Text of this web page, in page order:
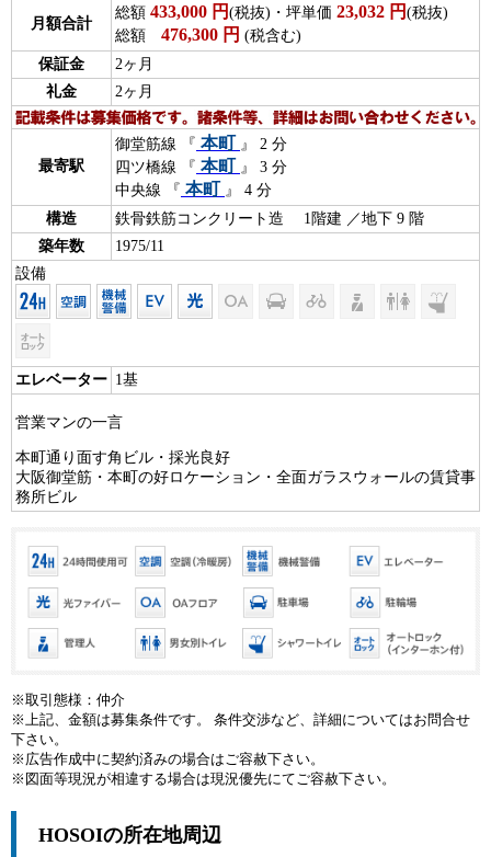
月額合計
総額 433,000 円 (税抜)・坪単価 23,032 円 (税抜)
総額 476,300 円 (税含む)
保証金
2ヶ月
礼金
2ヶ月
最寄駅
御堂筋線 『 本町 』 2 分
四ツ橋線 『 本町 』 3 分
中央線 『 本町 』 4 分
構造
鉄骨鉄筋コンクリート造 1階建 ／地下 9 階
築年数
1975/11
設備
エレベーター 1基
営業マンの一言
本町通り面す角ビル・採光良好
大阪御堂筋・本町の好ロケーション・全面ガラスウォールの賃貸事
務所ビル
※取引態様：仲介
※上記、金額は募集条件です。 条件交渉など、詳細についてはお問合せ
下さい。
※広告作成中に契約済みの場合はご容赦下さい。
※図面等現況が相違する場合は現況優先にてご容赦下さい。
HOSOIの所在地周辺